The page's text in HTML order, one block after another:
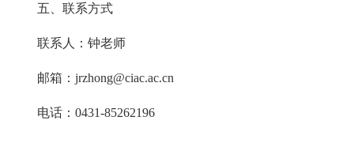
五、联系方式
联系人：钟老师
邮箱：jrzhong@ciac.ac.cn
电话：0431-85262196